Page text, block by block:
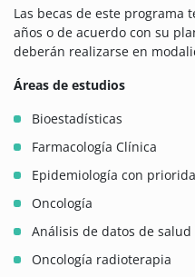
Las becas de este programa
años o de acuerdo con su
deberán realizarse en
Áreas de estudios
Bioestadísticas
Farmacología Clínica
Epidemiología con
Oncología
Análisis de datos de salud
Oncología radioterapia